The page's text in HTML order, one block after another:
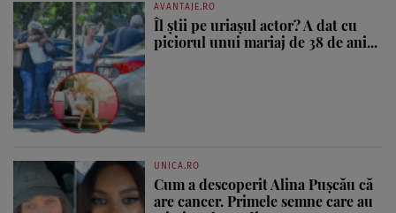
AVANTAJE.RO
Îl știi pe uriașul actor? A dat cu
piciorul unui mariaj de 38 de ani...
UNICA.RO
Cum a descoperit Alina Pușcău că
are cancer. Primele semne care au